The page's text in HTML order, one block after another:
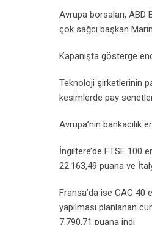
Avrupa borsaları, ABD
çok sağcı başkan
Kapanışta gösterge
Teknoloji şirketlerinin
kesimlerde pay
Avrupa’nın
İngiltere’de FTSE 100
22.163,49 puana ve
Fransa’da ise CAC 40
yapılması planlanan
7.790,71 puana indi.